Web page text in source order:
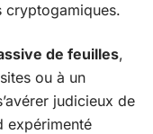
cryptogamiques.
de feuilles,
ou à un
judicieux de
expérimenté